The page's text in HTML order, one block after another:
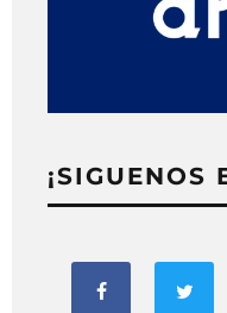
¡SIGUENOS